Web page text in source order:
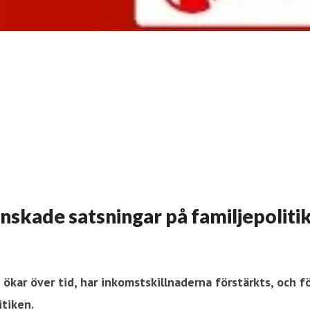
satsningar på
över tid, har inkomstskillnaderna förstärkts, och